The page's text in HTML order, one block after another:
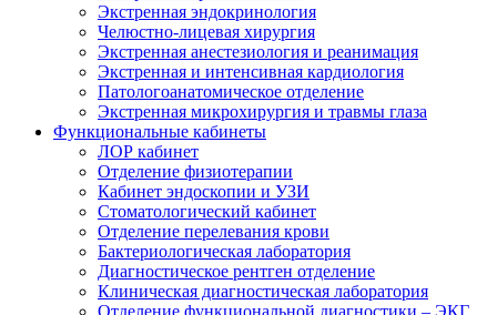
Экстренная эндокринология
Челюстно-лицевая хирургия
Экстренная анестезиология и реанимация
Экстренная и интенсивная кардиология
Патологоанатомическое отделение
Экстренная микрохирургия и травмы глаза
Функциональные кабинеты
ЛОР кабинет
Отделение физиотерапии
Кабинет эндоскопии и УЗИ
Стоматологический кабинет
Отделение перелевания крови
Бактериологическая лаборатория
Диагностическое рентген отделение
Клиническая диагностическая лаборатория
Отделение функциональной диагностики – ЭКГ